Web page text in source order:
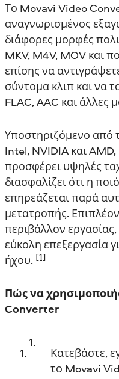
Το Movavi Video
αναγνωρισμένος
διάφορες μορφές
MKV, M4V, MOV και
επίσης να
σύντομα κλιπ και να
FLAC, AAC και άλλες
Υποστηριζόμενο από
Intel, NVIDIA και
προσφέρει υψηλές
διασφαλίζει ότι η
επηρεάζεται παρά
μετατροπής.
περιβάλλον
εύκολη επεξεργασία
ήχου. [1]
Πώς να
Converter
Κατεβάστε,
το Movavi